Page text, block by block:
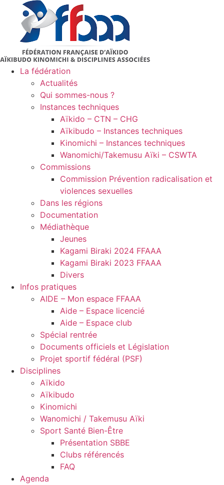
contenu
La fédération
Actualités
Qui sommes-nous ?
Instances techniques
Aïkido – CTN – CHG
Aïkibudo – Instances techniques
Kinomichi – Instances techniques
Wanomichi/Takemusu Aïki – CSWTA
Commissions
Commission Prévention radicalisation et
violences sexuelles
Dans les régions
Documentation
Médiathèque
Jeunes
Kagami Biraki 2024 FFAAA
Kagami Biraki 2023 FFAAA
Divers
Infos pratiques
AIDE – Mon espace FFAAA
Aide – Espace licencié
Aide – Espace club
Spécial rentrée
Documents officiels et Législation
Projet sportif fédéral (PSF)
Disciplines
Aïkido
Aïkibudo
Kinomichi
Wanomichi / Takemusu Aïki
Sport Santé Bien-Être
Présentation SBBE
Clubs référencés
FAQ
Agenda